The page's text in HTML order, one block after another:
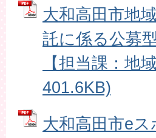
大和高田市地
託に係る公募
【担当課：地
401.6KB)
大和高田市e